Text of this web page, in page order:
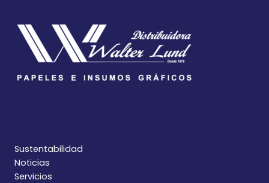
Sustentabilidad
Noticias
Servicios